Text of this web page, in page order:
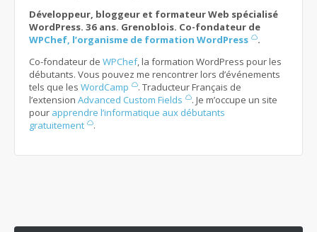
Développeur, bloggeur et formateur Web spécialisé
WordPress. 36 ans. Grenoblois. Co-fondateur de
WPChef, l’organisme de formation WordPress
.
Co-fondateur de WPChef, la formation WordPress pour les
débutants. Vous pouvez me rencontrer lors d’événements
tels que les WordCamp
. Traducteur Français de
l’extension Advanced Custom Fields
. Je m’occupe un site
pour apprendre l’informatique aux débutants
gratuitement
.